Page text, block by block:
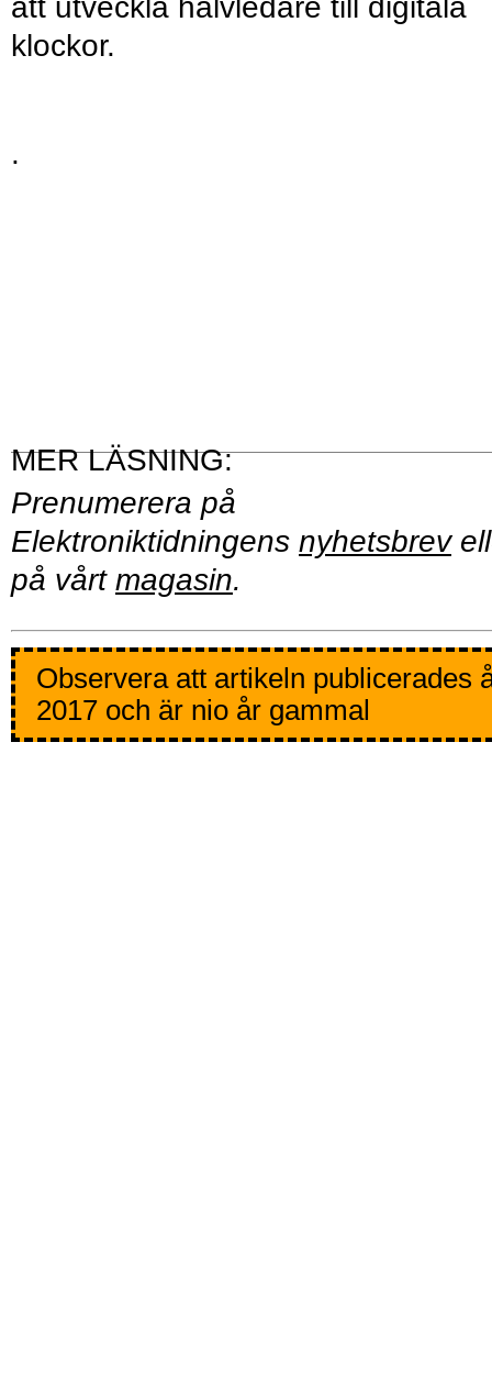
att utveckla halvledare till digitala
klockor.
.
Prenumerera på
Elektroniktidningens nyhetsbrev
på vårt magasin.
Observera att artikeln publicerades
2017 och är nio år gammal